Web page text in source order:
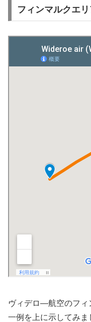
フィンマルクエ
ヴィデロ―航空のフィ
一例を上に示してみま